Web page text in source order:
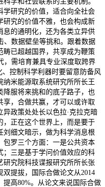
学研究的价值，适合向全社会
研究的价值不雅，也会构成新
息的通明化，还为各类立异供
、数据壁垒等挑和。跟着数据
畴已超越国界，共享成为鞭策
，需培育兼具专业深度取跨界
控制科学利器时要留意防备风
纳米能源取系统研究所所长王
降服将来挑和的底子路子，也
，合做共赢，才可以或许取
政策处处长以色拉·克拉克暗
，正在这个世界上，而是要于
细文暗示，做为科学消息根
包罗三个方面：一是公共资本
；三是基于学问价值效应的科
研究院科技谍报研究所所长张
提拔，国际合做论文从2014
提高80%。从论文来说国际合做